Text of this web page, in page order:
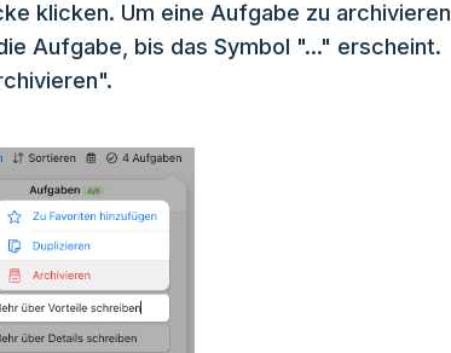
klicken. Um eine Aufgabe zu archivieren,
Aufgabe, bis das Symbol "..." erscheint.